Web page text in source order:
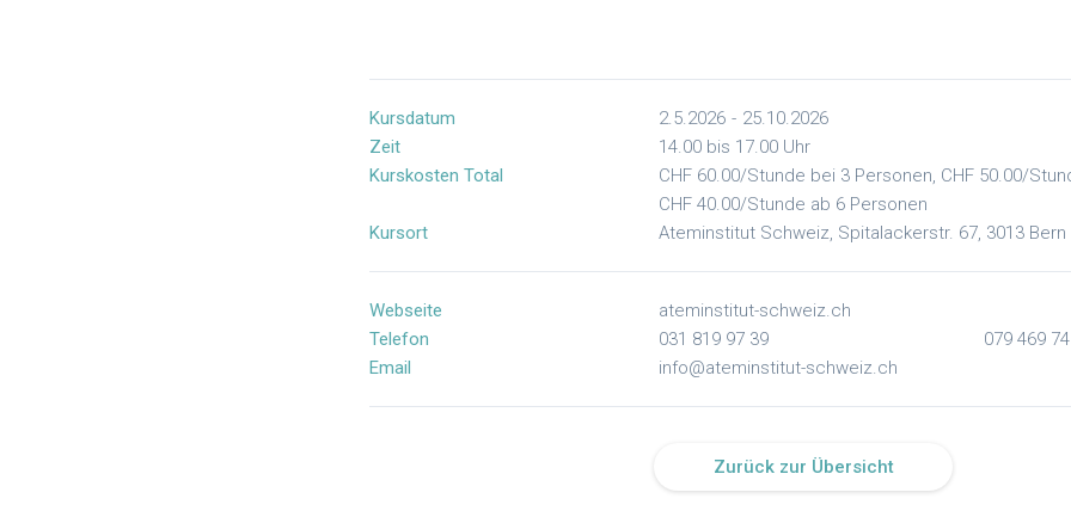
Kursdatum 2.5.2026 - 25.10.2026
Zeit
14.00 bis 17.00 Uhr
Kurskosten Total
CHF 60.00/Stunde bei 3 Personen, CHF 50.00/
CHF 40.00/Stunde ab 6 Personen
Kursort
Ateminstitut Schweiz, Spitalackerstr. 67, 3013 Bern
Webseite
ateminstitut-schweiz.ch
Telefon
031 819 97 39
079 469
Email
info@ateminstitut-schweiz.ch
Zurück zur Übersicht